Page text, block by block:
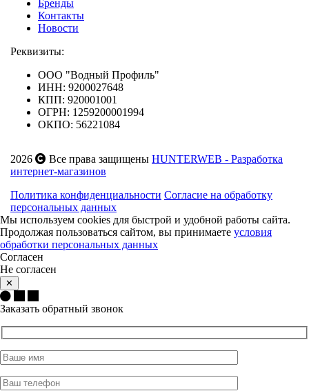
Бренды
Контакты
Новости
Реквизиты:
ООО "Водный Профиль"
ИНН: 9200027648
КПП: 920001001
ОГРН: 1259200001994
ОКПО: 56221084
2026 Все права защищены HUNTERWEB - Разработка
интернет-магазинов
Политика конфиденциальности Согласие на обработку
персональных данных
Мы используем cookies для быстрой и удобной работы сайта.
Продолжая пользоваться сайтом, вы принимаете условия
обработки персональных данных
Согласен
Не согласен
✕
Заказать обратный звонок